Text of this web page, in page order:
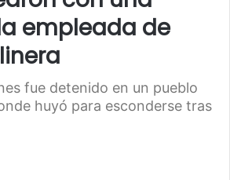
empleada de
fue detenido en un pueblo
huyó para esconderse tras